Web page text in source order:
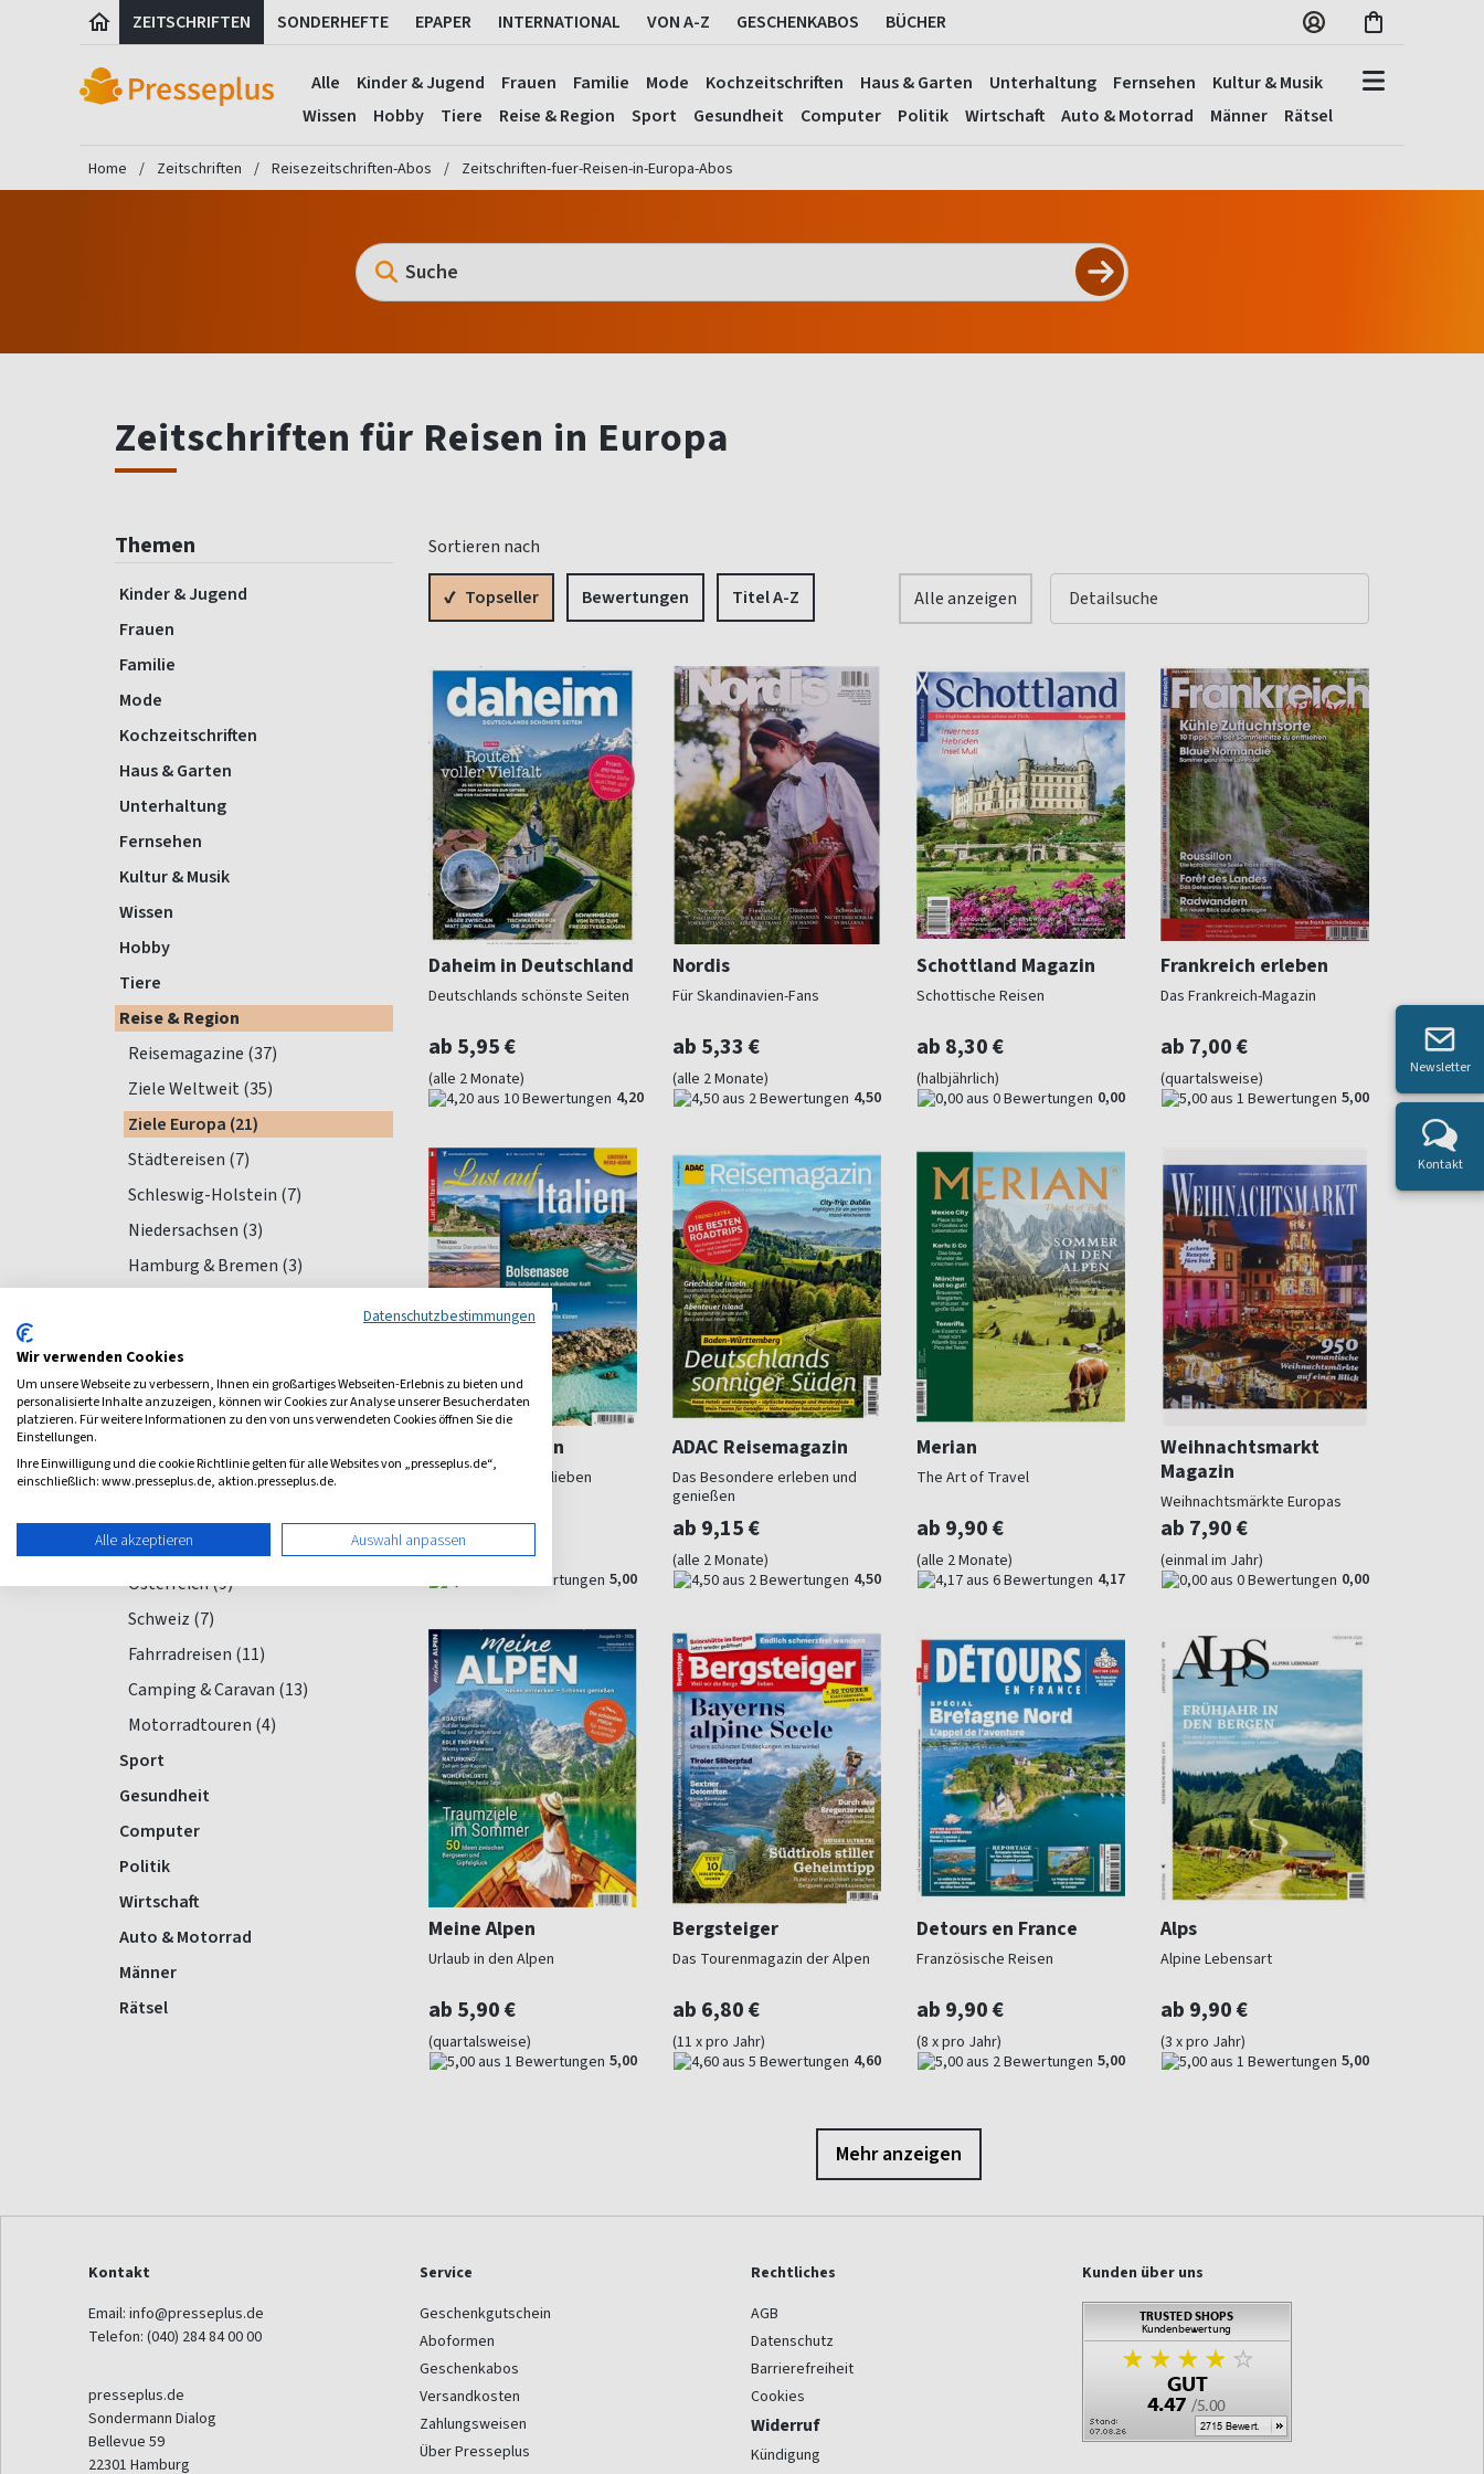
ZEITSCHRIFTEN SONDERHEFTE EPAPER INTERNATIONAL VON A-Z GESCHENKABOS BÜCHER
Alle Kinder & Jugend Frauen Familie Mode Kochzeitschriften Haus & Garten Unterhaltung Fernsehen
Kultur & Musik
Wissen
Hobby Tiere Reise & Region Sport Gesundheit Computer Politik Wirtschaft Auto & Motorrad Männer Rätsel
Home Zeitschriften Reisezeitschriften-Abos Zeitschriften-fuer-Reisen-in-Europa-Abos
Zeitschriften für Reisen in Europa
Themen
Kinder & Jugend
Frauen
Familie
Mode
Kochzeitschriften
Haus & Garten
Unterhaltung
Fernsehen
Kultur & Musik
Wissen
Hobby
Tiere
Reise & Region
Reisemagazine (37)
Ziele Weltweit (35)
Ziele Europa (21)
Städtereisen (7)
Schleswig-Holstein (7)
Niedersachsen (3)
Hamburg & Bremen (3)
Saarland (1)
Thüringen (1)
Baden-Württemberg (12)
Österreich (9)
Schweiz (7)
Fahrradreisen (11)
Camping & Caravan (13)
Motorradtouren (4)
Sport
Gesundheit
Computer
Politik
Wirtschaft
Auto & Motorrad
Männer
Rätsel
Sortieren nach
Topseller Bewertungen Titel A-Z Alle anzeigen
Daheim in Deutschland
Deutschlands schönste Seiten
ab 5,95 €
(alle 2 Monate)
4,20
Nordis
Für Skandinavien-Fans
ab 5,33 €
(alle 2 Monate)
4,50
Schottland Magazin
Schottische Reisen
ab 8,30 €
(halbjährlich)
0,00
Frankreich erleben
Das Frankreich-Magazin
ab 7,00 €
(quartalsweise)
5,00
Lust auf Italien
Für alle, die Italien lieben
ab 7,40 €
(3 x pro Jahr)
5,00
ADAC Reisemagazin
Das Besondere erleben und
genießen
ab 9,15 €
(alle 2 Monate)
4,50
Merian
The Art of Travel
ab 9,90 €
(alle 2 Monate)
4,17
Weihnachtsmarkt
Magazin
Weihnachtsmärkte Europas
ab 7,90 €
(einmal im Jahr)
0,00
Meine Alpen
Urlaub in den Alpen
ab 5,90 €
(quartalsweise)
5,00
Bergsteiger
Das Tourenmagazin der Alpen
ab 6,80 €
(11 x pro Jahr)
4,60
Detours en France
Französische Reisen
ab 9,90 €
(8 x pro Jahr)
5,00
Alps
Alpine Lebensart
ab 9,90 €
(3 x pro Jahr)
5,00
Mehr anzeigen
Kontakt
Email: info@presseplus.de
Telefon: (040) 284 84 00 00
presseplus.de
Sondermann Dialog
Bellevue 59
22301 Hamburg
Service
Geschenkgutschein
Aboformen
Geschenkabos
Versandkosten
Zahlungsweisen
Über Presseplus
Rechtliches
AGB
Datenschutz
Barrierefreiheit
Cookies
Widerruf
Kündigung
Kunden über uns
Newsletter
Kontakt
Datenschutzbestimmungen
Wir verwenden Cookies
Um unsere Webseite zu verbessern, Ihnen ein großartiges Webseiten-Erlebnis zu bieten und
personalisierte Inhalte anzuzeigen, können wir Cookies zur Analyse unserer Besucherdaten
platzieren. Für weitere Informationen zu den von uns verwendeten Cookies öffnen Sie die
Einstellungen.
Ihre Einwilligung und die cookie Richtlinie gelten für alle Websites von „presseplus.de“,
einschließlich: www.presseplus.de, aktion.presseplus.de.
Alle akzeptieren Auswahl anpassen